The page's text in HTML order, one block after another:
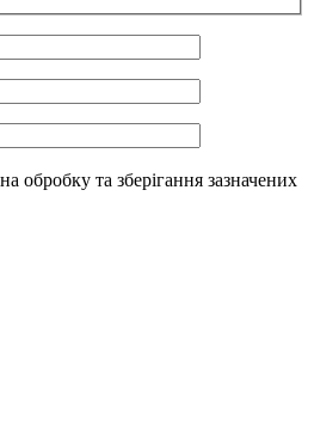
обробку та зберігання зазначених